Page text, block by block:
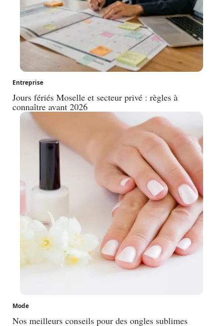
Entreprise
Jours fériés Moselle et secteur privé : règles à
connaître avant 2026
Mode
Nos meilleurs conseils pour des ongles sublimes